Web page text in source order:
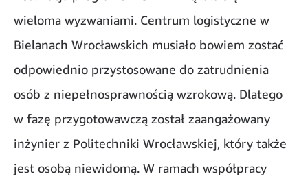
wieloma wyzwaniami. Centrum logistyczne w
Bielanach Wrocławskich musiało bowiem zostać
odpowiednio przystosowane do zatrudnienia
osób z niepełnosprawnością wzrokową. Dlatego
w fazę przygotowawczą został zaangażowany
inżynier z Politechniki Wrocławskiej, który także
jest osobą niewidomą. W ramach współpracy